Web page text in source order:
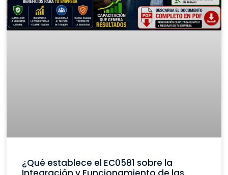
¿Qué establece el EC0581 sobre la